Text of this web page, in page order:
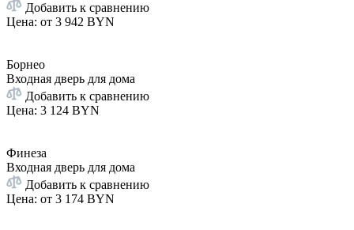
Добавить к сравнению
Цена: от 3 942 BYN
Борнео
Входная дверь для дома
Добавить к сравнению
Цена: 3 124 BYN
Финеза
Входная дверь для дома
Добавить к сравнению
Цена: от 3 174 BYN